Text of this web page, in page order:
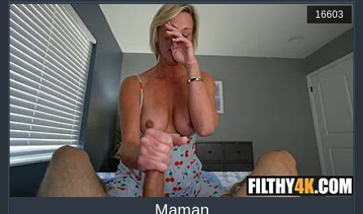
16603
Maman